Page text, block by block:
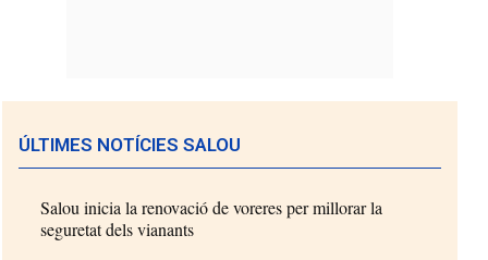
ÚLTIMES NOTÍCIES SALOU
Salou inicia la renovació de voreres per millorar la
seguretat dels vianants